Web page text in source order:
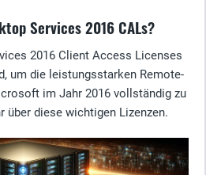
Services 2016 CALs?
2016 Client Access Licenses
um die leistungsstarken Remote-
im Jahr 2016 vollständig zu
über diese wichtigen Lizenzen.